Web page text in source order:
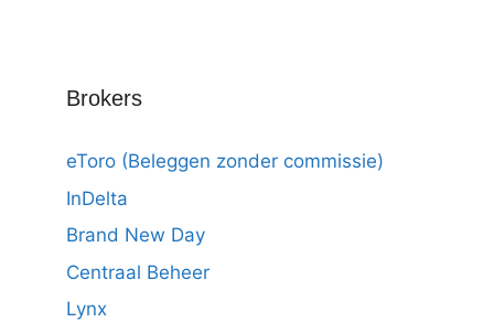
Brokers
eToro (Beleggen zonder commissie)
InDelta
Brand New Day
Centraal Beheer
Lynx